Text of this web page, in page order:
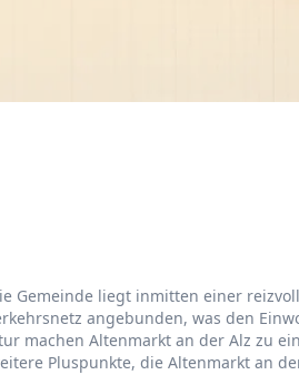
Gemeinde liegt inmitten einer
angebunden, was den
machen Altenmarkt an der Alz zu
Pluspunkte, die Altenmarkt an